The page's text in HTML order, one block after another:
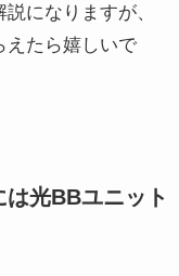
になりますが、
えたら嬉しいで
光BBユニット